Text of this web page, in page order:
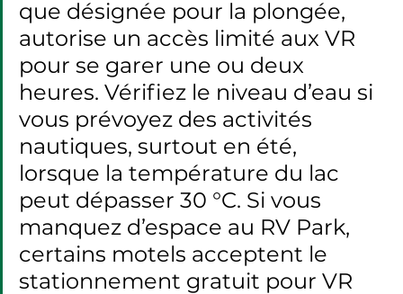
que désignée pour la plongée,
autorise un accès limité aux VR
pour se garer une ou deux
heures. Vérifiez le niveau d’eau si
vous prévoyez des activités
nautiques, surtout en été,
lorsque la température du lac
peut dépasser 30 °C. Si vous
manquez d’espace au RV Park,
certains motels acceptent le
stationnement gratuit pour VR